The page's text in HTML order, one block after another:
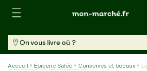
Recherche
On vous livre où ?
Accueil Épicerie Salée Conserves et bocaux